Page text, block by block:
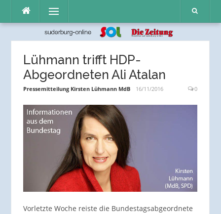
Inhalt
Menü
Lühmann trifft HDP-
Abgeordneten Ali Atalan
Pressemitteilung Kirsten Lühmann MdB 16/11/2016 0
Vorletzte Woche reiste die Bundestagsabgeordnete